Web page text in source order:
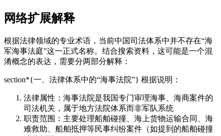
网络扩展解释
根据法律领域的专业术语，当前中国司法体系中并不存在“海
军海事法庭”这一正式名称。结合搜索资料，这可能是一个混
淆概念的表达，需要分两部分解释：
section*{一、法律体系中的“海事法院”} 根据说明：
法律属性：海事法院是我国专门审理海事、海商案件的
司法机关，属于地方法院体系而非军队系统
职责范围：主要处理船舶碰撞、海上货物运输合同、海
难救助、船舶抵押等民事纠纷案件（如提到的船舶碰撞